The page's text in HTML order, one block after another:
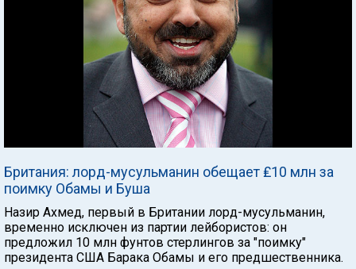
Британия: лорд-мусульманин обещает ₤10 млн за
поимку Обамы и Буша
Назир Ахмед, первый в Британии лорд-мусульманин,
временно исключен из партии лейбористов: он
предложил 10 млн фунтов стерлингов за "поимку"
президента США Барака Обамы и его предшественника.